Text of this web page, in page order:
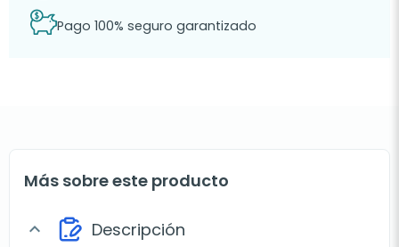
Pago 100% seguro garantizado
Más sobre este producto
expand_more Descripción